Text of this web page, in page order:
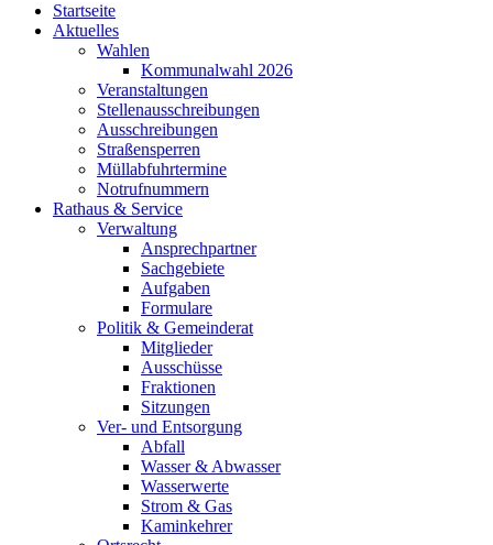
Startseite
Aktuelles
Wahlen
Kommunalwahl 2026
Veranstaltungen
Stellenausschreibungen
Ausschreibungen
Straßensperren
Müllabfuhrtermine
Notrufnummern
Rathaus & Service
Verwaltung
Ansprechpartner
Sachgebiete
Aufgaben
Formulare
Politik & Gemeinderat
Mitglieder
Ausschüsse
Fraktionen
Sitzungen
Ver- und Entsorgung
Abfall
Wasser & Abwasser
Wasserwerte
Strom & Gas
Kaminkehrer